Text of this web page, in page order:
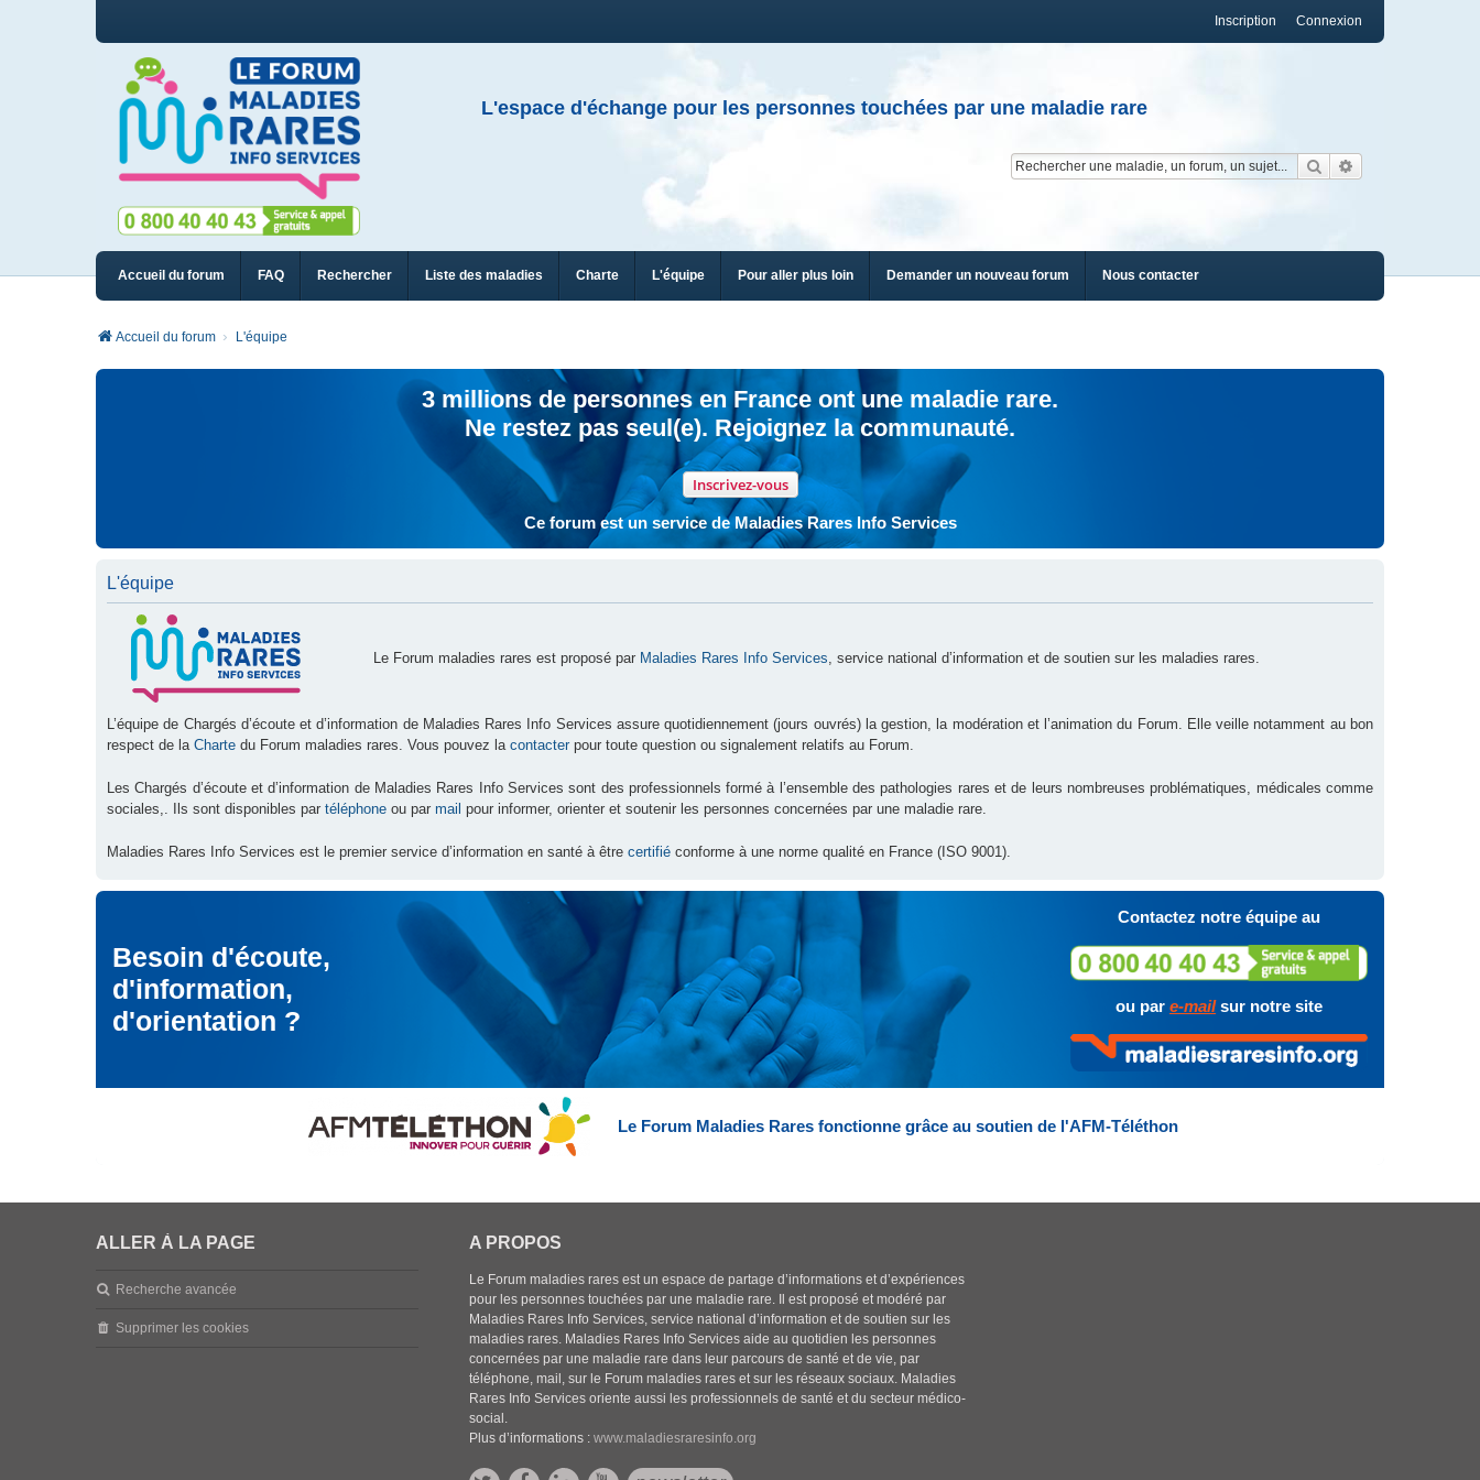
Connexion
Inscription
L'espace d'échange pour les personnes touchées par une maladie rare
Rechercher
Accueil du forum FAQ Rechercher Liste des maladies Charte L'équipe Pour aller plus loin Demander un nouveau forum Nous contacter
Accueil du forum L'équipe
3 millions de personnes en France ont une maladie rare.
Ne restez pas seul(e). Rejoignez la communauté.
Inscrivez-vous
Ce forum est un service de Maladies Rares Info Services
L'équipe
Le Forum maladies rares est proposé par Maladies Rares Info Services, service national d’information et de soutien sur les maladies rares.
L’équipe de Chargés d’écoute et d’information de Maladies Rares Info Services assure quotidiennement (jours ouvrés) la gestion, la modération et l’animation du Forum. Elle veille notamment au bon
respect de la Charte du Forum maladies rares. Vous pouvez la contacter pour toute question ou signalement relatifs au Forum.
Les Chargés d’écoute et d’information de Maladies Rares Info Services sont des professionnels formé à l’ensemble des pathologies rares et de leurs nombreuses problématiques, médicales comme
sociales,. Ils sont disponibles par téléphone ou par mail pour informer, orienter et soutenir les personnes concernées par une maladie rare.
Maladies Rares Info Services est le premier service d’information en santé à être certifié conforme à une norme qualité en France (ISO 9001).
Besoin d'écoute,
d'information,
d'orientation ?
Contactez notre équipe au
ou par e-mailsur notre site
Le Forum Maladies Rares fonctionne grâce au soutien de l'AFM-Téléthon
ALLER À LA PAGE
Recherche avancée
Supprimer les cookies
A PROPOS
Le Forum maladies rares est un espace de partage d’informations et d’expériences
pour les personnes touchées par une maladie rare. Il est proposé et modéré par
Maladies Rares Info Services, service national d’information et de soutien sur les
maladies rares. Maladies Rares Info Services aide au quotidien les personnes
concernées par une maladie rare dans leur parcours de santé et de vie, par
téléphone, mail, sur le Forum maladies rares et sur les réseaux sociaux. Maladies
Rares Info Services oriente aussi les professionnels de santé et du secteur médico-
social.
Plus d’informations :www.maladiesraresinfo.org